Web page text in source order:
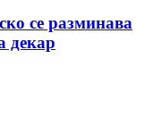
се разминава
декар